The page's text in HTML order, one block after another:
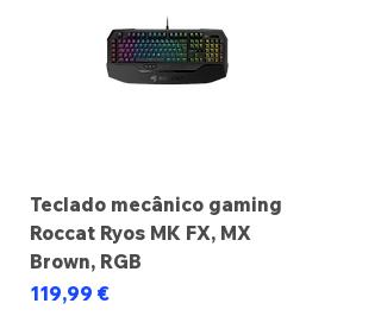
Teclado mecânico gaming
Roccat Ryos MK FX, MX
Brown, RGB
Preço
119,99 €